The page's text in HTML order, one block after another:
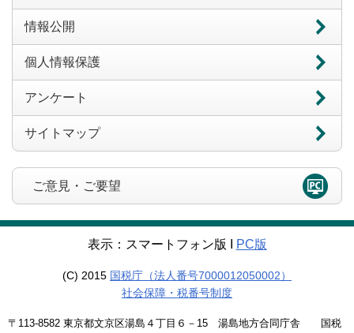
情報公開
個人情報保護
アンケート
サイトマップ
ご意見・ご要望
表示：スマートフォン版 Ι PC版
(C) 2015 国税庁（法人番号7000012050002）
社会保障・税番号制度
〒113-8582 東京都文京区湯島４丁目６－15 湯島地方合同庁舎 国税